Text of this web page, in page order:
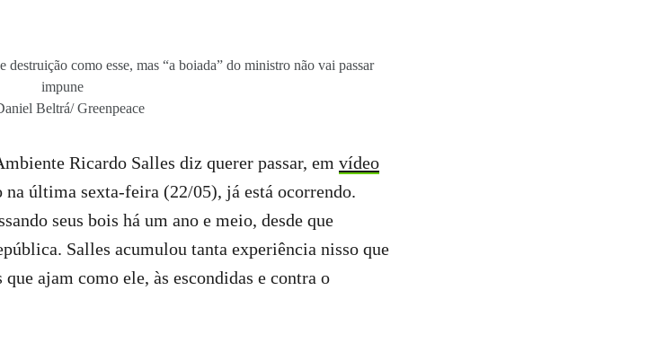
destruição como esse, mas “a boiada” do ministro não vai passar
impune
Beltrá/ Greenpeace
Ricardo Salles diz querer passar, em vídeo
última sexta-feira (22/05), já está ocorrendo.
seus bois há um ano e meio, desde que
Salles acumulou tanta experiência nisso que
ajam como ele, às escondidas e contra o